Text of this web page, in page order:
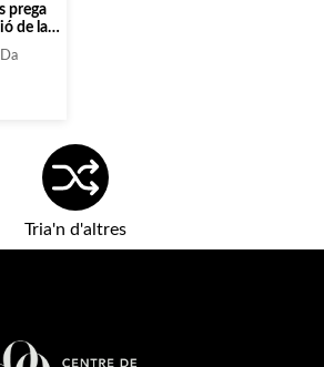
prega
de la
del
els
del
Tria'n d'altres